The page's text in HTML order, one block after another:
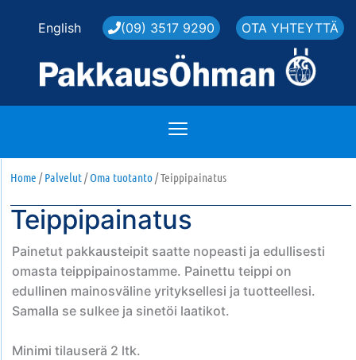
English (09) 3517 9290 OTA YHTEYTTÄ
Home /Palvelut/Oma tuotanto/ Teippipainatus
Teippipainatus
Painetut pakkausteipit saatte nopeasti ja edullisesti
omasta teippipainostamme. Painettu teippi on
edullinen mainosväline yrityksellesi ja tuotteellesi.
Samalla se sulkee ja sinetöi laatikot.
Minimi tilauserä 2 ltk.